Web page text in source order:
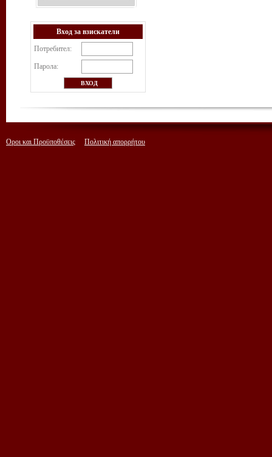
Вход за взискатели
Потребител:
Парола:
Οροι και Προϋποθέσεις Πολιτική απορρήτου